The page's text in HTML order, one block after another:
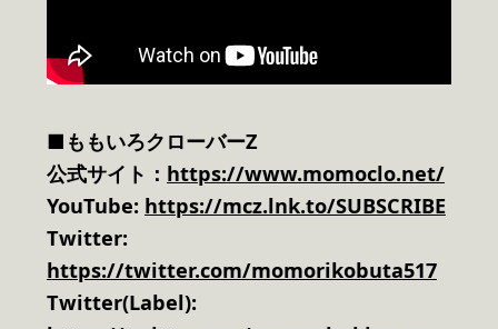
■ももいろクローバーZ
公式サイト： https://www.momoclo.net/
YouTube: https://mcz.lnk.to/SUBSCRIBE
Twitter:
https://twitter.com/momorikobuta517
Twitter(Label):